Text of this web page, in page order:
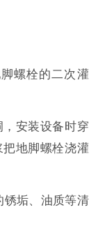
螺栓的二次灌
安装设备时穿
把地脚螺栓浇灌
锈垢、油质等清